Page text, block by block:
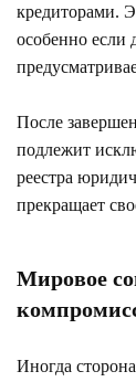
кредиторами.
особенно если
После
подлежит
реестра
прекращает
Мировое
Иногда